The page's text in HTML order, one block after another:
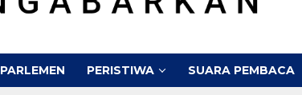
PARLEMEN PERISTIWA SUARA PEMBACA